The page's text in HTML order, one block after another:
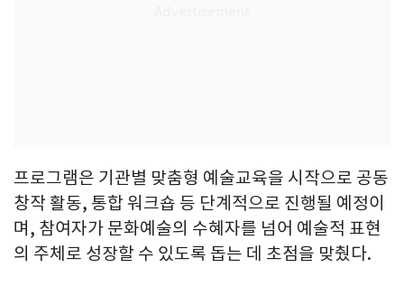
프로그램은 기관별 맞춤형 예술교육을 시작으로 공동
창작 활동, 통합 워크숍 등 단계적으로 진행될 예정이
며, 참여자가 문화예술의 수혜자를 넘어 예술적 표현
의 주체로 성장할 수 있도록 돕는 데 초점을 맞췄다.